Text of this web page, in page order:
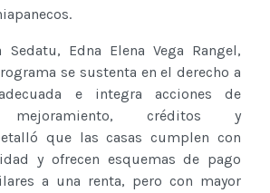
Edna Elena Vega Rangel,
se sustenta en el derecho a
e integra acciones de
mejoramiento, créditos y
que las casas cumplen con
y ofrecen esquemas de pago
a una renta, pero con mayor